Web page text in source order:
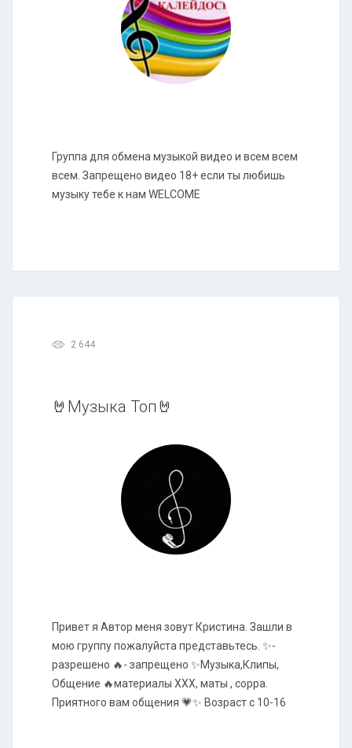
Группа для обмена музыкой видео и всем всем
всем. Запрещено видео 18+ если ты любишь
музыку тебе к нам WELCOME
2 644
🤘Музыка Топ🤘
Привет я Автор меня зовут Кристина. Зашли в
мою группу пожалуйста представьтесь. ✨-
разрешено 🔥- запрещено ✨Музыка,Клипы,
Общение 🔥материалы XXX, маты , сорра.
Приятного вам общения 💗✨ Возраст с 10-16